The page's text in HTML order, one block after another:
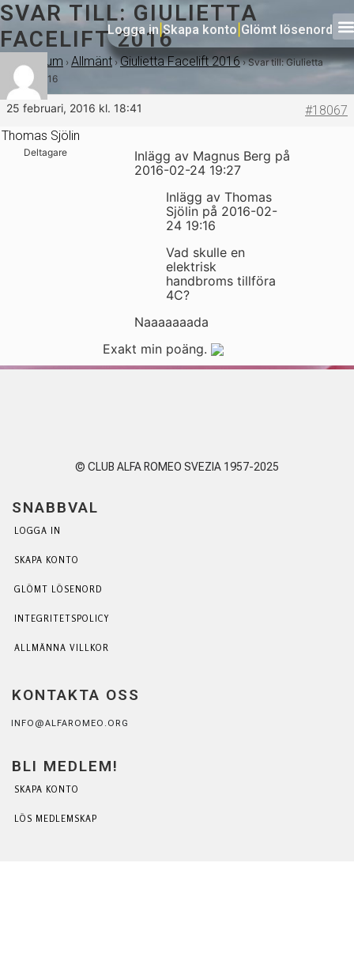
Logga in Skapa konto Glömt lösenord
SVAR TILL: GIULIETTA
FACELIFT 2016
› Forum › Allmänt › Giulietta Facelift 2016 › Svar till: Giulietta
Facelift 2016
25 februari, 2016 kl. 18:41
#18067
Thomas Sjölin
Deltagare
Inlägg av Magnus Berg på
2016-02-24 19:27
Inlägg av Thomas
Sjölin på 2016-02-
24 19:16
Vad skulle en
elektrisk
handbroms tillföra
4C?
Naaaaaaada
Exakt min poäng.
© CLUB ALFA ROMEO SVEZIA 1957-2025
SNABBVAL
LOGGA IN
SKAPA KONTO
GLÖMT LÖSENORD
INTEGRITETSPOLICY
ALLMÄNNA VILLKOR
KONTAKTA OSS
INFO@ALFAROMEO.ORG
BLI MEDLEM!
SKAPA KONTO
LÖS MEDLEMSKAP